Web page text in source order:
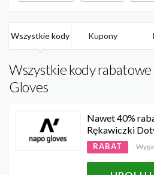
Wszystkie kody Kupony
Wszystkie kody
Gloves
Nawet 40%
Rękawiczki
RABAT